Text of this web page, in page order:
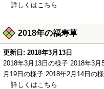
詳しくはこちら
2018年の福寿草
更新日: 2018年3月13日
2018年3月13日の様子 2018年3
月19日の様子 2018年2月14日の
詳しくはこちら